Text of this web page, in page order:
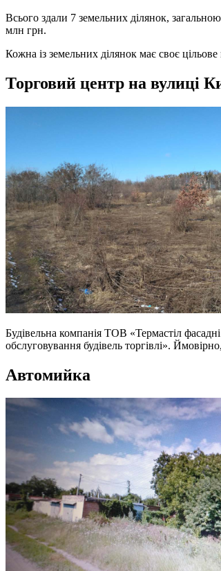
Всього здали 7 земельних ділянок,
млн грн.
Кожна із земельних ділянок має своє
Торговий центр на вулиці
Будівельна компанія ТОВ «Термастіл
обслуговування будівель торгівлі».
Автомийка